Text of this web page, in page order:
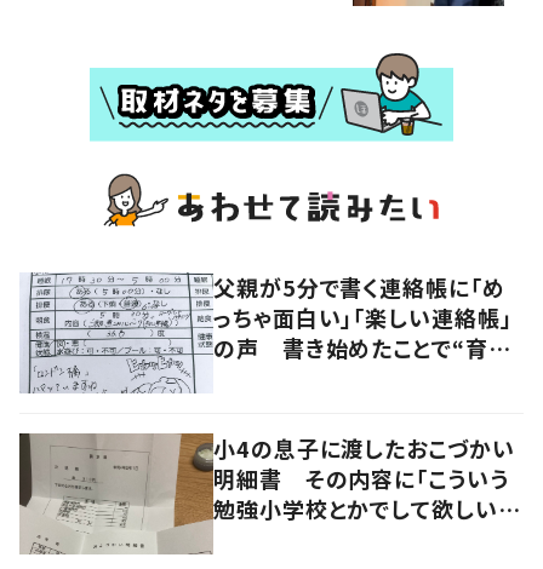
父親が5分で書く連絡帳に「め
っちゃ面白い」「楽しい連絡帳」
の声 書き始めたことで“育児
小4の息子に渡したおこづかい
明細書 その内容に「こういう
勉強小学校とかでして欲しい」